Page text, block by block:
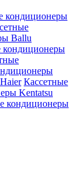
кондиционеры
Ballu
кондиционеры
Кассетные
Kentatsu
кондиционеры